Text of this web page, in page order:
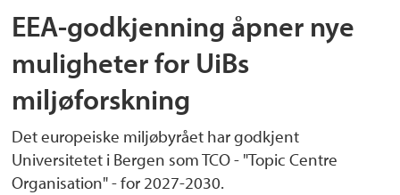
EEA-godkjenning åpner nye
muligheter for UiBs
miljøforskning
Det europeiske miljøbyrået har godkjent
Universitetet i Bergen som TCO - "Topic Centre
Organisation" - for 2027-2030.